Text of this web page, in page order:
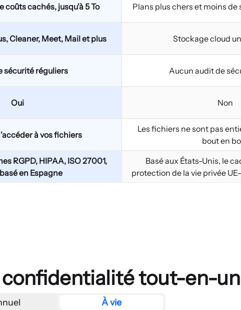
coûts cachés, jusqu'à 5 To Plans plus chers et moins de
Cleaner, Meet, Mail et plus Stockage cloud
sécurité réguliers Aucun audit de
Oui Non
à vos fichiers
Les fichiers ne sont pas
bout en
RGPD, HIPAA, ISO 27001,
en Espagne
Basé aux États-Unis, le
protection de la vie privée
confidentialité tout-en-un
À vie